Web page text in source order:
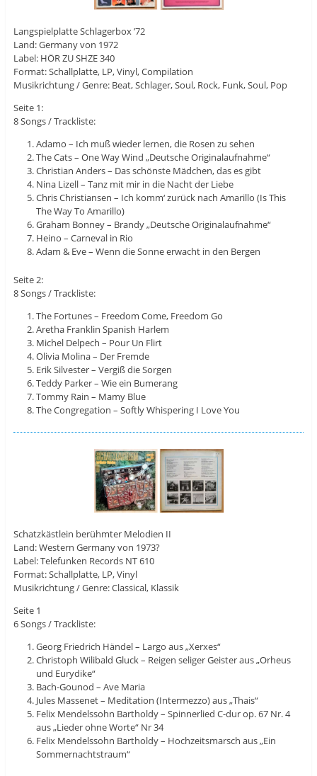
Langspielplatte Schlagerbox ’72
Land: Germany von 1972
Label: HÖR ZU SHZE 340
Format: Schallplatte, LP, Vinyl, Compilation
Musikrichtung / Genre: Beat, Schlager, Soul, Rock, Funk, Soul, Pop
Seite 1:
8 Songs / Trackliste:
Adamo – Ich muß wieder lernen, die Rosen zu sehen
The Cats – One Way Wind „Deutsche Originalaufnahme“
Christian Anders – Das schönste Mädchen, das es gibt
Nina Lizell – Tanz mit mir in die Nacht der Liebe
Chris Christiansen – Ich komm‘ zurück nach Amarillo (Is This
The Way To Amarillo)
Graham Bonney – Brandy „Deutsche Originalaufnahme“
Heino – Carneval in Rio
Adam & Eve – Wenn die Sonne erwacht in den Bergen
Seite 2:
8 Songs / Trackliste:
The Fortunes – Freedom Come, Freedom Go
Aretha Franklin Spanish Harlem
Michel Delpech – Pour Un Flirt
Olivia Molina – Der Fremde
Erik Silvester – Vergiß die Sorgen
Teddy Parker – Wie ein Bumerang
Tommy Rain – Mamy Blue
The Congregation – Softly Whispering I Love You
Schatzkästlein berühmter Melodien II
Land: Western Germany von 1973?
Label: Telefunken Records NT 610
Format: Schallplatte, LP, Vinyl
Musikrichtung / Genre: Classical, Klassik
Seite 1
6 Songs / Trackliste:
Georg Friedrich Händel – Largo aus „Xerxes“
Christoph Wilibald Gluck – Reigen seliger Geister aus „Orheus
und Eurydike“
Bach-Gounod – Ave Maria
Jules Massenet – Meditation (Intermezzo) aus „Thais“
Felix Mendelssohn Bartholdy – Spinnerlied C-dur op. 67 Nr. 4
aus „Lieder ohne Worte“ Nr 34
Felix Mendelssohn Bartholdy – Hochzeitsmarsch aus „Ein
Sommernachtstraum“